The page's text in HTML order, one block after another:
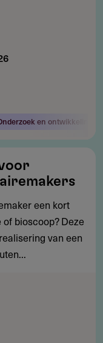
en ontwikkeling
een kort
bioscoop? Deze
van een